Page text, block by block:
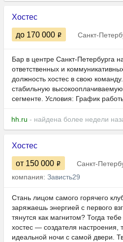
Хостес
до 170 000 Санкт-
Бар в центре Санкт-Петербурга
ответственных и
должность хостес в свою
стабильную
сегменте. Условия: График
hh.ru - найдена более недели
Хостес
от 150 000
Санкт-
компания: Зависть29
Стань лицом самого горячего
заряжаешь энергией с первого
тянутся как магнитом? Тогда
хостес — создателя настроения,
идеальной ночи с самой двери.